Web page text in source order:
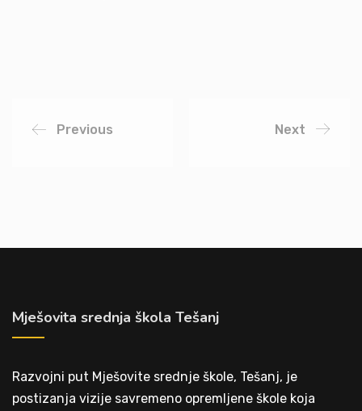
Previous Next
Mješovita srednja škola Tešanj
Razvojni put Mješovite srednje škole, Tešanj, je
postizanja vizije savremeno opremljene škole koja